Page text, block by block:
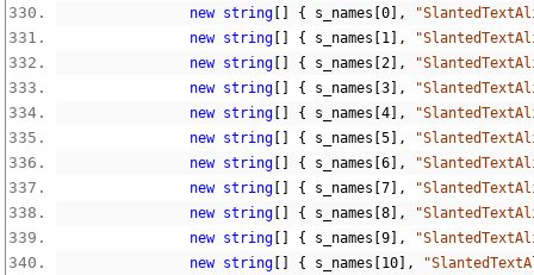
new string { s_names 0 ],
new string { s_names 1 ],
new string { s_names 2 ],
new string { s_names 3 ],
new string { s_names 4 ],
new string { s_names 5 ],
new string { s_names 6 ],
new string { s_names 7 ],
new string { s_names 8 ],
new string { s_names 9 ],
new string { s_names 10 ],